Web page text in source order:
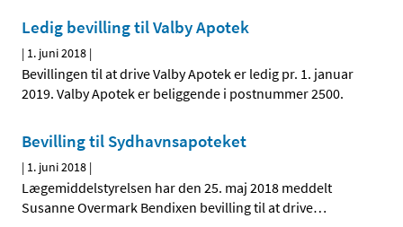
Ledig bevilling til Valby Apotek
| 1. juni 2018 |
Bevillingen til at drive Valby Apotek er ledig pr. 1. januar
2019. Valby Apotek er beliggende i postnummer 2500.
Bevilling til Sydhavnsapoteket
| 1. juni 2018 |
Lægemiddelstyrelsen har den 25. maj 2018 meddelt
Susanne Overmark Bendixen bevilling til at drive…